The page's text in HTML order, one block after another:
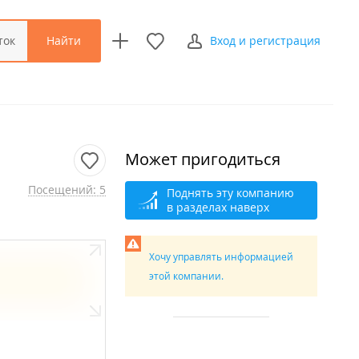
Найти Вход и регистрация
Посещений: 5
Может пригодиться
Поднять эту компанию
в разделах наверх
Хочу управлять информацией
этой компании.